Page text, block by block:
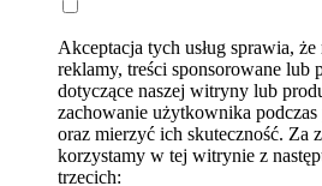
Akceptacja tych usług sprawia,
reklamy, treści sponsorowane lub
dotyczące naszej witryny lub
zachowanie użytkownika
oraz mierzyć ich skuteczność. Za
korzystamy w tej witrynie z
trzecich: